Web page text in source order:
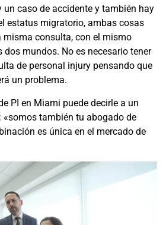
un caso de accidente y también hay
estatus migratorio, ambas cosas
misma consulta, con el mismo
dos mundos. No es necesario tener
de personal injury pensando que
un problema.
PI en Miami puede decirle a un
también tu abogado de
es única en el mercado de